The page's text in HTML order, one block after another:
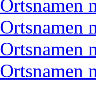
Ortsnamen
Ortsnamen
Ortsnamen
Ortsnamen